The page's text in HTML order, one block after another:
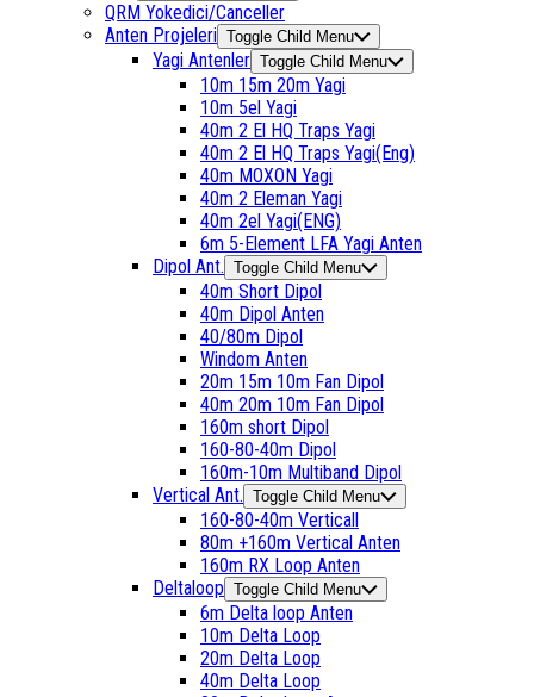
QRM Yokedici/Canceller
Anten Projeleri Toggle Child Menu
Yagi Antenler Toggle Child Menu
10m 15m 20m Yagi
10m 5el Yagi
40m 2 El HQ Traps Yagi
40m 2 El HQ Traps Yagi(Eng)
40m MOXON Yagi
40m 2 Eleman Yagi
40m 2el Yagi(ENG)
6m 5-Element LFA Yagi Anten
Dipol Ant. Toggle Child Menu
40m Short Dipol
40m Dipol Anten
40/80m Dipol
Windom Anten
20m 15m 10m Fan Dipol
40m 20m 10m Fan Dipol
160m short Dipol
160-80-40m Dipol
160m-10m Multiband Dipol
Vertical Ant. Toggle Child Menu
160-80-40m Verticall
80m +160m Vertical Anten
160m RX Loop Anten
Deltaloop Toggle Child Menu
6m Delta loop Anten
10m Delta Loop
20m Delta Loop
40m Delta Loop